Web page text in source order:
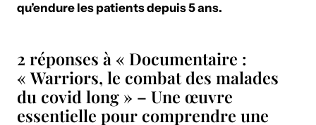
qu’endure les patients depuis 5 ans.
2 réponses à « Documentaire :
« Warriors, le combat des malades
du covid long » – Une œuvre
essentielle pour comprendre une